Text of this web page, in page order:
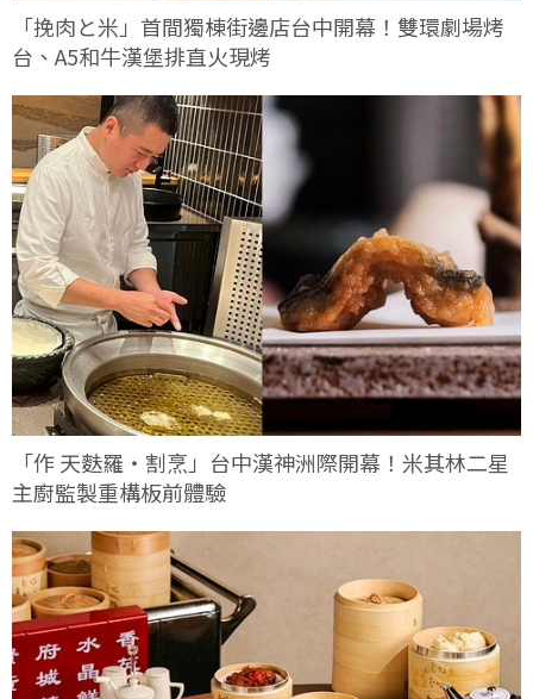
「挽肉と米」首間獨棟街邊店台中開幕！雙環劇場烤
台、A5和牛漢堡排直火現烤
「作 天麩羅・割烹」台中漢神洲際開幕！米其林二星
主廚監製重構板前體驗